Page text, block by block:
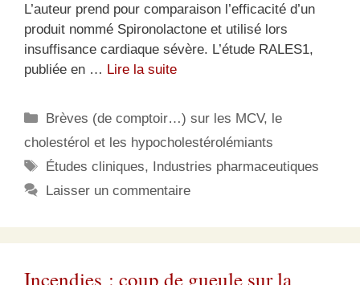
L’auteur prend pour comparaison l’efficacité d’un
produit nommé Spironolactone et utilisé lors
insuffisance cardiaque sévère. L’étude RALES1,
publiée en … Lire la suite
Catégories
Brèves (de comptoir…) sur les MCV, le
cholestérol et les hypocholestérolémiants
Étiquettes
Études cliniques, Industries pharmaceutiques
Laisser un commentaire
Incendies : coup de gueule sur la